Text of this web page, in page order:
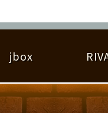
遊び方ガイド
アーティスト紹介
ル
jbox
較 プレーヤー検索
大会参加情報 大会
SCORE RANKING